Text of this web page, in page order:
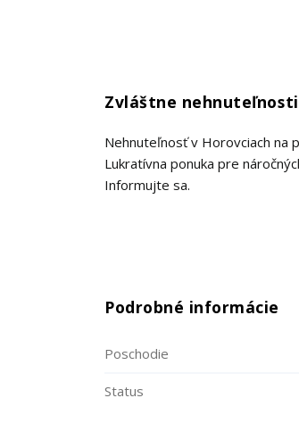
Zvláštne
Nehnuteľnosť v Horovciach na
Lukratívna ponuka pre
Informujte sa.
Podrobné informácie
Poschodie
Status